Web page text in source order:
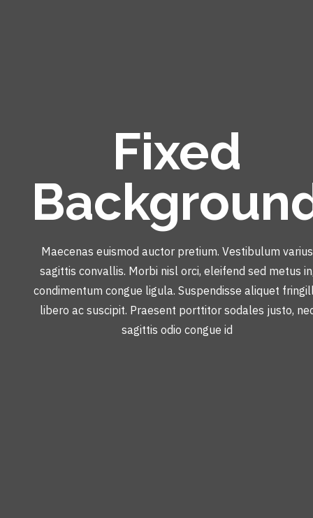
Fixed
Maecenas euismod auctor pretium. Vestibulum varius
sagittis convallis. Morbi nisl orci, eleifend sed metus
condimentum congue ligula. Suspendisse aliquet
libero ac suscipit. Praesent porttitor sodales justo,
sagittis odio congue id